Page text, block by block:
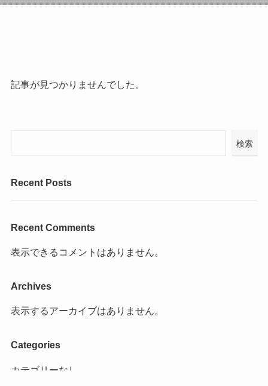
記事が見つかりませんでした。
検索
Recent Posts
Recent Comments
表示できるコメントはありません。
Archives
表示するアーカイブはありません。
Categories
カテゴリーなし